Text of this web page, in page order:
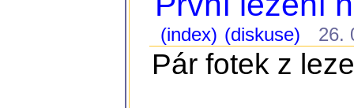
(index) (diskuse) 26.
Pár fotek z